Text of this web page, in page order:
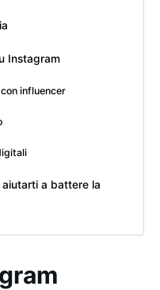
Instagram
influencer
a battere la